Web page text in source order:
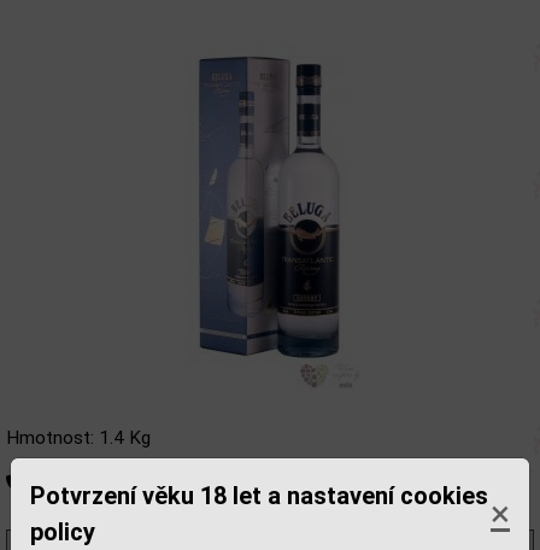
Potvrzení věku 18 let a nastavení cookies
policy
×
Hmotnost: 1.4 Kg
Není skladem